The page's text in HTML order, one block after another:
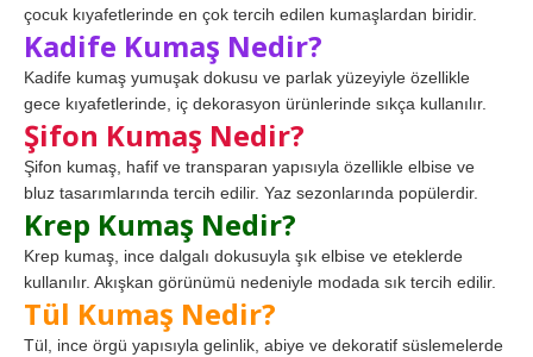
çocuk kıyafetlerinde en çok tercih edilen kumaşlardan biridir.
Kadife Kumaş Nedir?
Kadife kumaş yumuşak dokusu ve parlak yüzeyiyle özellikle
gece kıyafetlerinde, iç dekorasyon ürünlerinde sıkça kullanılır.
Şifon Kumaş Nedir?
Şifon kumaş, hafif ve transparan yapısıyla özellikle elbise ve
bluz tasarımlarında tercih edilir. Yaz sezonlarında popülerdir.
Krep Kumaş Nedir?
Krep kumaş, ince dalgalı dokusuyla şık elbise ve eteklerde
kullanılır. Akışkan görünümü nedeniyle modada sık tercih edilir.
Tül Kumaş Nedir?
Tül, ince örgü yapısıyla gelinlik, abiye ve dekoratif süslemelerde